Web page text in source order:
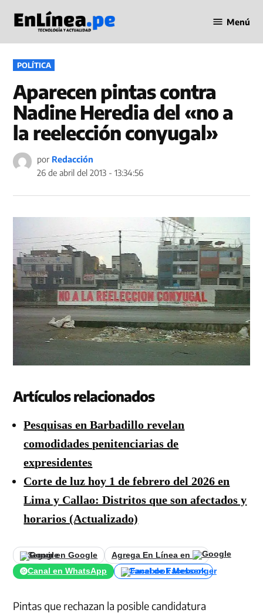
contenido
en Línea
Menú
PUBLICADO
EN
POLÍTICA
Aparecen pintas contra
Nadine Heredia del «no a
la reelección conyugal»
por Redacción
26 de abril del 2013 - 13:34:56
Artículos relacionados
Pesquisas en Barbadillo revelan
comodidades penitenciarias de
expresidentes
Corte de luz hoy 1 de febrero del 2026 en
Lima y Callao: Distritos que son afectados y
horarios (Actualizado)
Seguir en Google
Agrega En Línea en
Canal en WhatsApp
Canal de Facebook
Pintas que rechazan la posible candidatura